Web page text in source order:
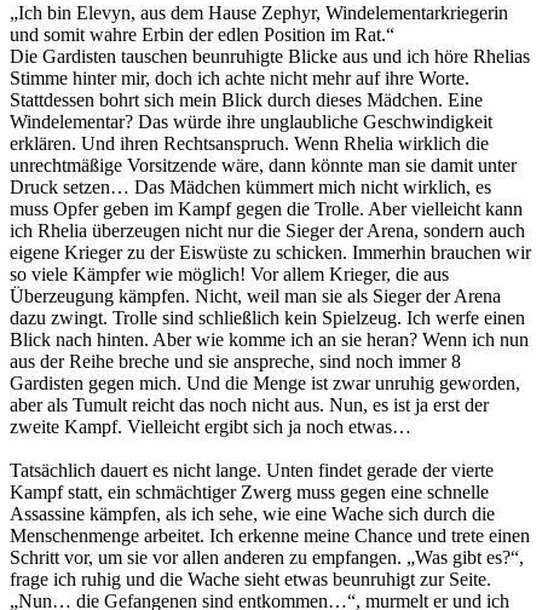
„Ich bin Elevyn, aus dem Hause Zephyr, Windelementarkriegerin
und somit wahre Erbin der edlen Position im Rat.“
Die Gardisten tauschen beunruhigte Blicke aus und ich höre Rhelias
Stimme hinter mir, doch ich achte nicht mehr auf ihre Worte.
Stattdessen bohrt sich mein Blick durch dieses Mädchen. Eine
Windelementar? Das würde ihre unglaubliche Geschwindigkeit
erklären. Und ihren Rechtsanspruch. Wenn Rhelia wirklich die
unrechtmäßige Vorsitzende wäre, dann könnte man sie damit unter
Druck setzen… Das Mädchen kümmert mich nicht wirklich, es
muss Opfer geben im Kampf gegen die Trolle. Aber vielleicht kann
ich Rhelia überzeugen nicht nur die Sieger der Arena, sondern auch
eigene Krieger zu der Eiswüste zu schicken. Immerhin brauchen wir
so viele Kämpfer wie möglich! Vor allem Krieger, die aus
Überzeugung kämpfen. Nicht, weil man sie als Sieger der Arena
dazu zwingt. Trolle sind schließlich kein Spielzeug. Ich werfe einen
Blick nach hinten. Aber wie komme ich an sie heran? Wenn ich nun
aus der Reihe breche und sie anspreche, sind noch immer 8
Gardisten gegen mich. Und die Menge ist zwar unruhig geworden,
aber als Tumult reicht das noch nicht aus. Nun, es ist ja erst der
zweite Kampf. Vielleicht ergibt sich ja noch etwas…
Tatsächlich dauert es nicht lange. Unten findet gerade der vierte
Kampf statt, ein schmächtiger Zwerg muss gegen eine schnelle
Assassine kämpfen, als ich sehe, wie eine Wache sich durch die
Menschenmenge arbeitet. Ich erkenne meine Chance und trete einen
Schritt vor, um sie vor allen anderen zu empfangen. „Was gibt es?“,
frage ich ruhig und die Wache sieht etwas beunruhigt zur Seite.
„Nun… die Gefangenen sind entkommen…“, murmelt er und ich